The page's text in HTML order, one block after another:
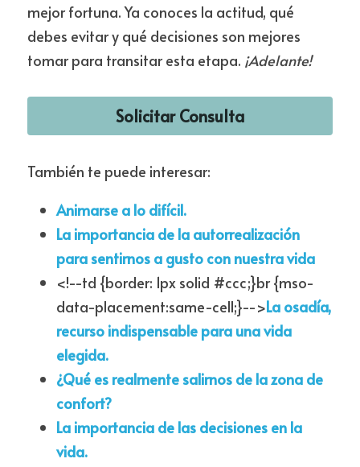
mejor fortuna. Ya conoces la actitud, qué
debes evitar y qué decisiones son mejores
tomar para transitar esta etapa. ¡Adelante!
Solicitar Consulta
También te puede interesar:
Animarse a lo difícil.
La importancia de la autorrealización
para sentirnos a gusto con nuestra vida
<!--td {border: 1px solid #ccc;}br {mso-
data-placement:same-cell;}-->La osadía,
recurso indispensable para una vida
elegida.
¿Qué es realmente salirnos de la zona de
confort?
La importancia de las decisiones en la
vida.